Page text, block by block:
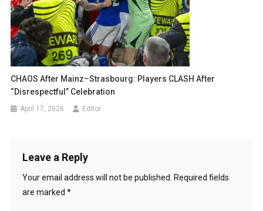
CHAOS After Mainz–Strasbourg: Players CLASH After
“Disrespectful” Celebration
April 17, 2026 Editor
Leave a Reply
Your email address will not be published.
Required fields
are marked *